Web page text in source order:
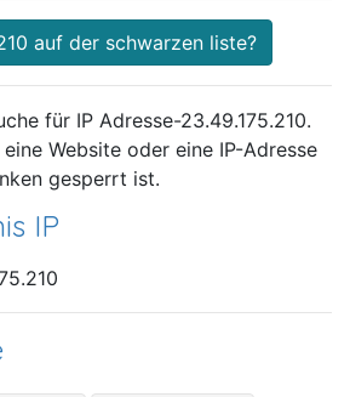
auf der schwarzen liste?
für IP Adresse-23.49.175.210.
Website oder eine IP-Adresse
gesperrt ist.
IP